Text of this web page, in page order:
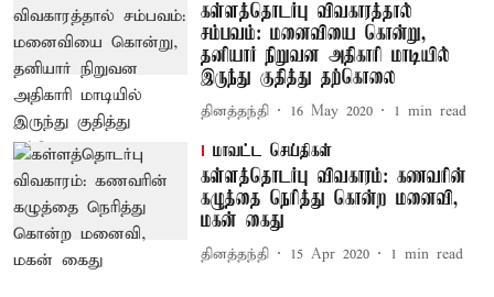
கள்ளத்தொடர்பு விவகாரத்தால்
சம்பவம்: மனைவியை கொன்று,
தனியார் நிறுவன அதிகாரி மாடியில்
இருந்து குதித்து தற்கொலை
தினத்தந்தி 16 May 2020 1 min read
மாவட்ட செய்திகள்
கள்ளத்தொடர்பு விவகாரம்: கணவரின்
கழுத்தை நெரித்து கொன்ற மனைவி,
மகன் கைது
தினத்தந்தி 15 Apr 2020 1 min read